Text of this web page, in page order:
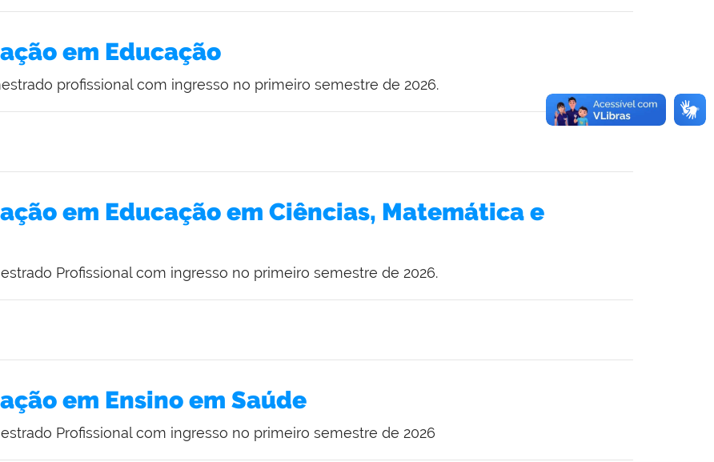
em Educação
profissional com ingresso no primeiro semestre de 2026.
em Educação em Ciências, Matemática e
Profissional com ingresso no primeiro semestre de 2026.
em Ensino em Saúde
Profissional com ingresso no primeiro semestre de 2026